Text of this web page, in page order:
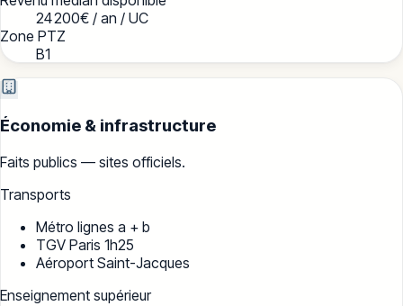
24 200€ / an / UC
Zone PTZ
B1
Économie & infrastructure
Faits publics — sites officiels.
Transports
Métro lignes a + b
TGV Paris 1h25
Aéroport Saint-Jacques
Enseignement supérieur